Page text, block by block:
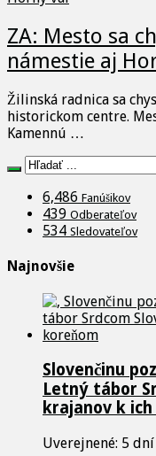
ZA: Mesto sa
námestie aj
Žilinská radnica sa
historickom centre.
Kamennú …
6,486 Fanúšikov
439 Odberateľov
534 Sledovateľov
Najnovšie
Slovenčinu
Letný tábor
krajanov k
Uverejnené: 5 dní